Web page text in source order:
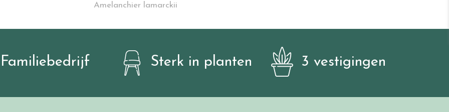
Amelanchier lamarckii
Familiebedrijf Sterk in planten 3 vestigingen